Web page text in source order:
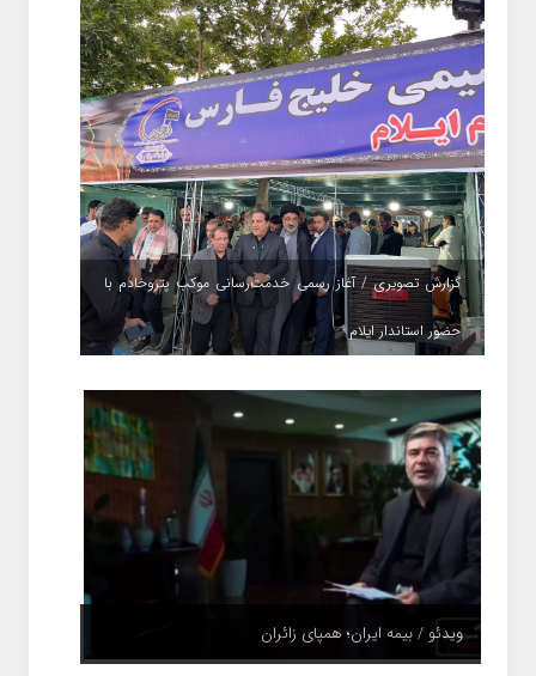
گزارش تصویری / آغاز رسمی خدمت‌رسانی موکب پتروخادم با
حضور استاندار ایلام
ویدئو / بیمه ایران؛ همپای زائران